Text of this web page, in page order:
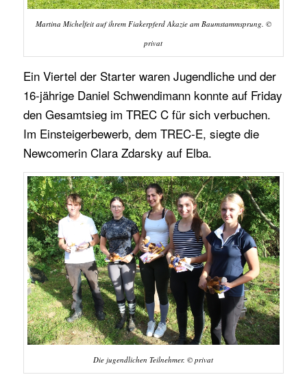
Martina Michelfeit auf ihrem Fiakerpferd Akazie am Baumstammsprung. ©
privat
Ein Viertel der Starter waren Jugendliche und der
16-jährige Daniel Schwendimann konnte auf Friday
den Gesamtsieg im TREC C für sich verbuchen.
Im Einsteigerbewerb, dem TREC-E, siegte die
Newcomerin Clara Zdarsky auf Elba.
Die jugendlichen Teilnehmer. © privat